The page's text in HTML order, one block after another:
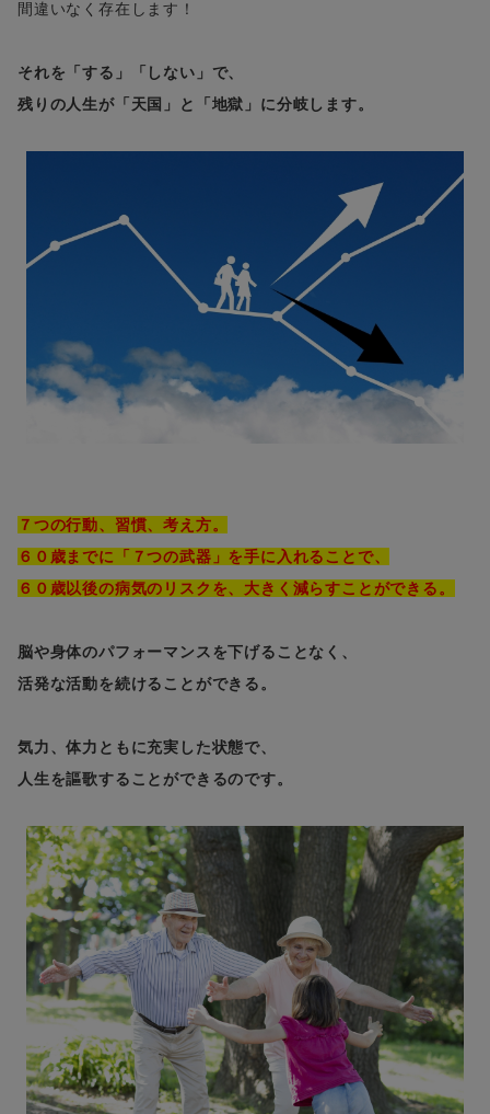
間違いなく存在します！
それを「する」「しない」で、
残りの人生が「天国」と「地獄」に分岐します。
７つの行動、習慣、考え方。
６０歳までに「７つの武器」を手に入れることで、
６０歳以後の病気のリスクを、大きく減らすことができる。
脳や身体のパフォーマンスを下げることなく、
活発な活動を続けることができる。
気力、体力ともに充実した状態で、
人生を謳歌することができるのです。